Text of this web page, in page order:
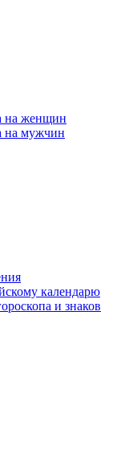
на женщин
на мужчин
календарю
и знаков